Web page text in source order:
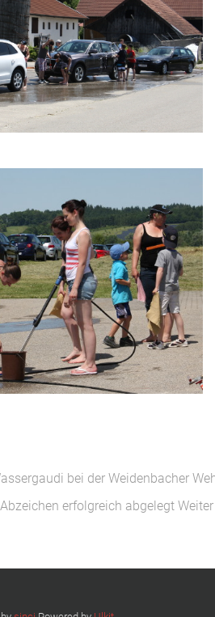
bei der Weidenbacher
erfolgreich abgelegt Weiter